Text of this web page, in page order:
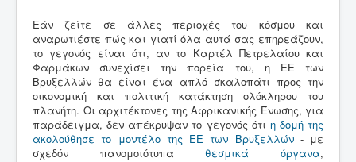
Εάν ζείτε σε άλλες περιοχές του κόσμου και
αναρωτιέστε πώς και γιατί όλα αυτά σας επηρεάζουν,
το γεγονός είναι ότι, αν το Καρτέλ Πετρελαίου και
Φαρμάκων συνεχίσει την πορεία του, η ΕΕ των
Βρυξελλών θα είναι ένα απλό σκαλοπάτι προς την
οικονομική και πολιτική κατάκτηση ολόκληρου του
πλανήτη. Οι αρχιτέκτονες της Αφρικανικής Ένωσης, για
παράδειγμα, δεν απέκρυψαν το γεγονός ότι η δομή της
ακολούθησε το μοντέλο της ΕΕ των Βρυξελλών- με
σχεδόν πανομοιότυπαθεσμικά όργανα,